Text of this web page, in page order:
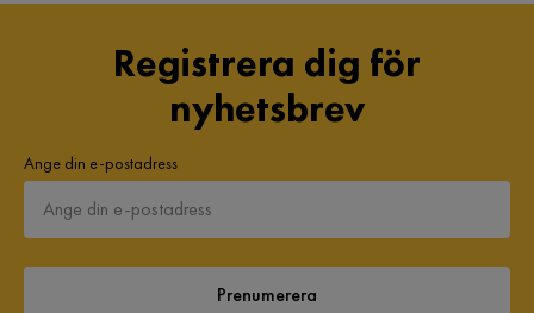
Registrera dig för
nyhetsbrev
Ange din e-postadress
Prenumerera